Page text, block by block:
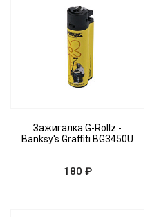
Зажигалка G-Rollz -
Banksy's Graffiti BG3450U
180 ₽